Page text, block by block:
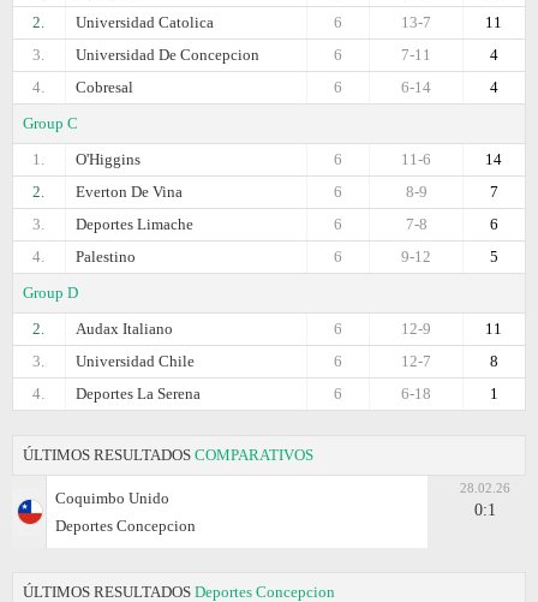
2.
Universidad Catolica 11
13-7
6
3.
Universidad De Concepcion 4
7-11
6
4.
Cobresal 4
6-14
6
Group C
1.
O'Higgins 14
11-6
6
2.
Everton De Vina 7
8-9
6
3.
Deportes Limache 6
7-8
6
4.
Palestino 5
9-12
6
Group D
2.
Audax Italiano 11
12-9
6
3.
Universidad Chile 8
12-7
6
4.
Deportes La Serena 1
6-18
6
ÚLTIMOS RESULTADOS COMPARATIVOS
Coquimbo Unido
Deportes Concepcion
28.02.26
0:1
ÚLTIMOS RESULTADOS Deportes Concepcion